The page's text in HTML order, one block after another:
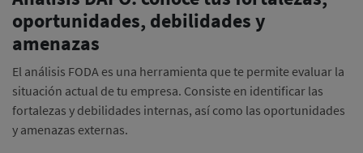
oportunidades, debilidades y
amenazas
El análisis FODA es una herramienta que te permite evaluar la
situación actual de tu empresa. Consiste en identificar las
fortalezas y debilidades internas, así como las oportunidades
y amenazas externas.